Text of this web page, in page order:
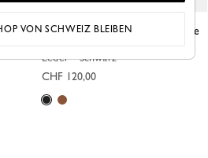
Kompakte zweifach-Geldbörse Le
Leder - Schwarz
CHF 120,00
VON SCHWEIZ BLEIBEN